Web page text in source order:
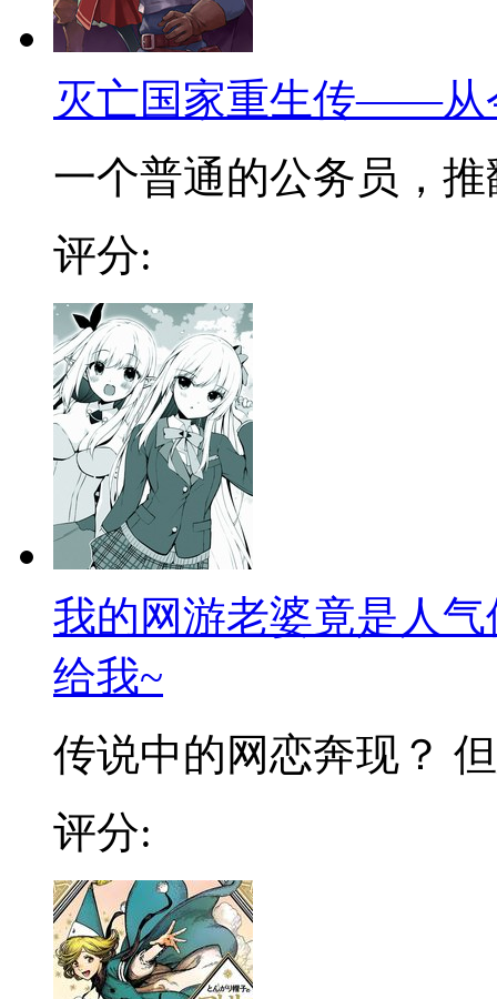
灭亡国家重生传——从
一个普通的公务员，推
评分:
我的网游老婆竟是人
给我~
传说中的网恋奔现？
评分: